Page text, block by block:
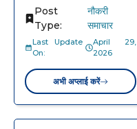
Post
Type:
नौकरी
समाचार
Last Update
On:
April 29,
2026
अभी अप्लाई करें